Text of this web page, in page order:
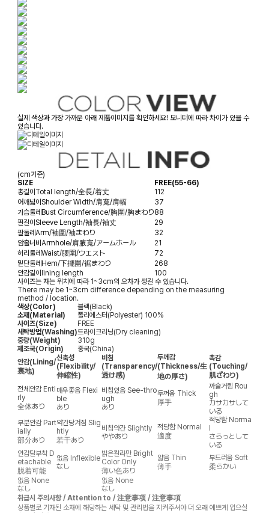
실제 색상과 가장 가까운 아래 제품이미지를 확인하세요! 모니터에 따라 차이가 있을 수
있습니다.
(cm기준)
SIZE
FREE(55-66)
총길이Total length/全長/着丈
112
어깨넓이Shoulder Width/肩寬/肩幅
37
가슴둘레Bust Circumference/胸圍/胸まわり88
팔길이Sleeve Length/袖長/袖丈
29
팔둘레Arm/袖圍/袖まわり
32
암홀너비Armhole/肩腋寬/アームホール
21
허리둘레Waist/腰圍/ウエスト
72
밑단둘레Hem/下擺圍/裾まわり
268
안감길이lining length
100
사이즈는 재는 위치에 따라 1~3cm의 오차가 생길 수 있습니다.
There may be 1~3cm difference depending on the measuring
method / location.
색상(Color)
블랙(Black)
소재(Material)
폴리에스터(Polyester) 100%
사이즈(Size)
FREE
세탁방법(Washing)드라이크리닝(Dry cleaning)
중량(Weight)
310g
제조국(Origin)
중국(China)
안감(Lining/
裏地)
신축성
(Flexibility/
伸縮性)
비침
(Transparency/
透け感)
두께감
(Thickness/生
地の厚さ)
촉감
(Touching/
肌ざわり)
전체안감 Enti
rly
全体あり
매우좋음 Flexi
ble
あり
비침있음 See-thro
ugh
あり
두꺼움 Thick
厚手
까슬거림 Rou
gh
カサカサして
いる
부분안감 Part
ially
部分あり
약간당겨짐 Slig
htly
若干あり
비침약간 Slightly
ややあり
적당함 Normal
適度
적당함 Norma
l
さらっとして
いる
안감탈부착 D
etachable
脱着可能
없음 Inflexible
なし
밝은칼라만 Bright
Color Only
薄い色あり
얇음 Thin
薄手
부드러움 Soft
柔らかい
없음 None
なし
없음 None
なし
취급시 주의사항 / Attention to / 注意事项 / 注意事項
상품별로 기재된 소재에 해당하는 세탁 및 관리법을 지켜주셔야 더 오래 예쁘게 입으실